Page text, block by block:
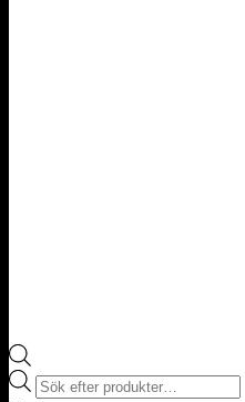
Products
search